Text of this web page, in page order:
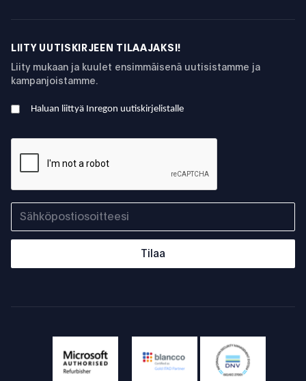
LIITY UUTISKIRJEEN TILAAJAKSI!
Liity mukaan ja kuulet ensimmäisenä uutisistamme ja
kampanjoistamme.
Haluan liittyä Inregon uutiskirjelistalle
Tilaa